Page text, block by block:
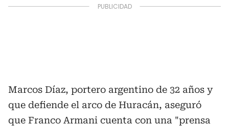
Marcos Díaz, portero argentino de 32 años y
que defiende el arco de Huracán, aseguró
que Franco Armani cuenta con una "prensa